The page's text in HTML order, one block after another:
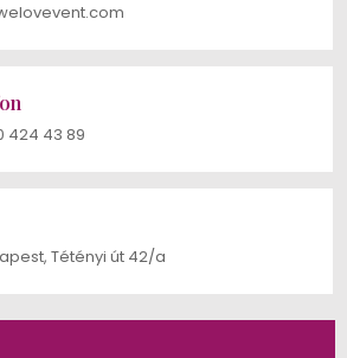
424 43 89
Tétényi út 42/a